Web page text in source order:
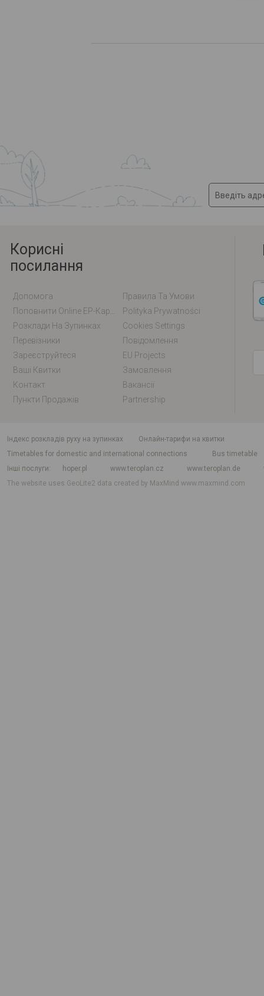
Корисні
посилання
Допомога
Правила Та Умови
Polityka Prywatności
Розклади На Зупинках
Cookies Settings
Перевізники
Повідомлення
Зареєструйтеся
EU Projects
Ваші Квитки
Замовлення
Контакт
Вакансії
Пункти Продажів
Partnership
індекс розкладів руху на зупинках
Онлайн-тарифи на квитки
Timetables for domestic and international connections
Bus timetable
Інші послуги
hoper.pl www.teroplan.cz www.teroplan.de
The website uses GeoLite2 data created by MaxMindwww.maxmind.com